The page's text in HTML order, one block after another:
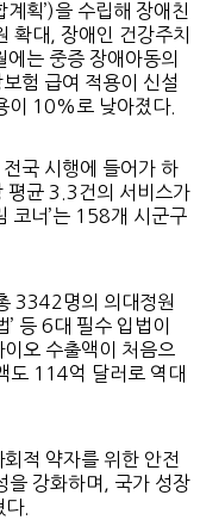
획’)을 수립해 장애친
확대, 장애인 건강주치
는 중증 장애아동의
험 급여 적용이 신설
이 10%로 낮아졌다.
국 시행에 들어가 하
평균 3.3건의 서비스가
코너’는 158개 시군구
3342명의 의대정원
’ 등 6대 필수 입법이
오 수출액이 처음으
도 114억 달러로 역대
적 약자를 위한 안전
을 강화하며, 국가 성장
.